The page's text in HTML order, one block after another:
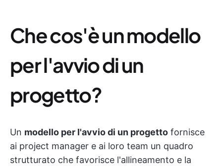
Che cos'è un modello
per l'avvio di un
progetto?
Un modello per l'avvio di un progetto fornisce
ai project manager e ai loro team un quadro
strutturato che favorisce l'allineamento e la